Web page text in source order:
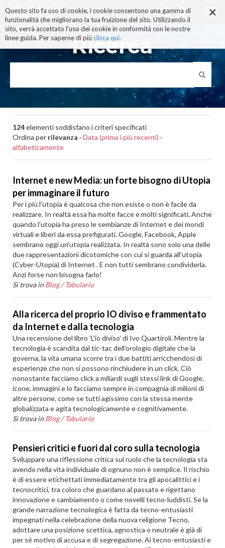
×
Questo sito fa uso di cookie, i cookie consentono una gamma di
funzionalità che migliorano la tua fruizione del sito. Utilizzando il
sito, verrà accettato l'uso dei cookie in conformità con le nostre
linee guida. Per saperne di più clicca qui.
ai
contenuti.
|
alla
navigazione
Ricerca
124elementi soddisfano i criteri specificati
Ordina per rilevanza · Data (prima i più recenti) ·
alfabeticamente
Internet e new Media: un forte bisogno di Utopia
per immaginare il futuro
Per i più l’utopia è qualcosa che non esiste o non è facile da
realizzare. In realtà essa ha molte facce e molti significati. Anche
quando l’utopia ha preso le sembianze di Internet e dei mondi
virtuali e liberi da essa prefigurati. Google, Facebook, Apple
sembrano oggi un’utopia realizzata. In realtà sono solo una delle
due rappresentazioni dicotomiche con cui si guarda all’utopia
(Cyber-Utopia) di Internet . E non tutti sembrano condividerla.
Anzi forse non bisogna farlo!
Si trova in Blog /Tabulario
Alla ricerca del proprio IO diviso e frammentato
da Internet e dalla tecnologia
Una recensione del libro 'L'io diviso' di Ivo Quartiroli. Mentre la
tecnologia è scandita dal tic-tac dell’orologio digitale che la
governa, la vita umana scorre tra i due battiti arricchendosi di
esperienze che non si possono rinchiudere in un click. Ciò
nonostante facciamo click a miliardi sugli stessi link di Google,
icone, immagini e lo facciamo sempre in compagnia di milioni di
altre persone, come se tutti agissimo con la stessa mente
globalizzata e agita tecnologicamente e cognitivamente.
Si trova in Blog /Tabulario
Pensieri critici e fuori dal coro sulla tecnologia
Sviluppare una riflessione critica sul ruolo che la tecnologia sta
avendo nella vita individuale di ognuno non è semplice. Il rischio
è di essere etichettati immediatamente tra gli apocalittici e i
tecnocritici, tra coloro che guardano al passato e rigettano
innovazione e cambiamento o come novelli tecno-luddisti. Se la
grande narrazione tecnologica è fatta da tecno-entusiasti
impegnati nella celebrazione della nuova religione Tecno,
adottare una posizione scettica, agnostica o neutrale è già di
per sé motivo di accusa e di segregazione. Ai tecno-entusiasti e